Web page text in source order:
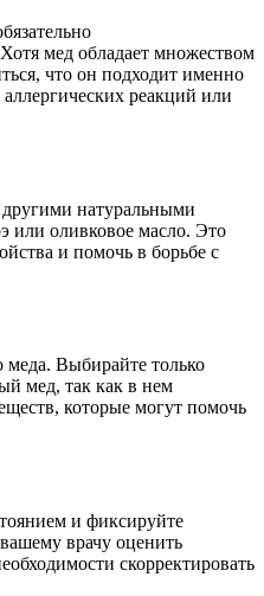
мед обладает множеством
что он подходит именно
реакций или
натуральными
или оливковое масло. Это
и помочь в борьбе с
меда. Выбирайте только
мед, так как в нем
которые могут помочь
и фиксируйте
врачу оценить
скорректировать